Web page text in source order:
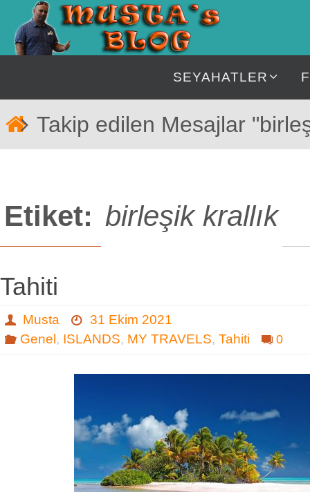
İçeriğe
geç
SEYAHATLER
Takip edilen Mesajlar
Etiket: birleşik krallık
Tahiti
Musta
31 Ekim 2021
Genel , ISLANDS, MY TRAVELS, Tahiti 0